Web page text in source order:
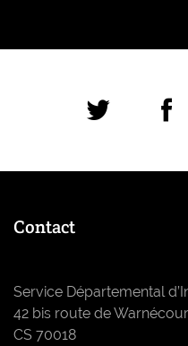
Réseaux
Contact
Service Départemental
42 bis route de
CS 70018